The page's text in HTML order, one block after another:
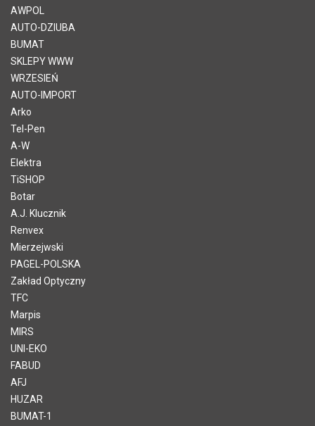
AWPOL
AUTO-DZIUBA
BUMAT
SKLEPY WWW
WRZESIEŃ
AUTO-IMPORT
Arko
Tel-Pen
A-W
Elektra
TiSHOP
Botar
A.J. Klucznik
Renvex
Mierzejwski
PAGEL-POLSKA
Zakład Optyczny
TFC
Marpis
MIRS
UNI-EKO
FABUD
AFJ
HUZAR
BUMAT-1